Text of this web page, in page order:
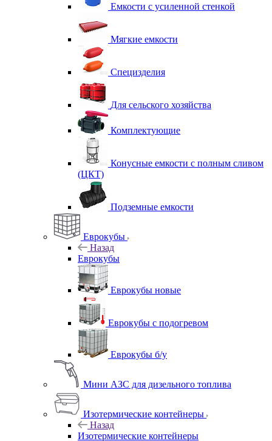
Емкости с усиленной стенкой
Мягкие емкости
Специзделия
Для сельского хозяйства
Комплектующие
Конусные емкости с полным сливом
(ЦКТ)
Подземные емкости
Еврокубы
Назад
Еврокубы
Еврокубы новые
Еврокубы с подогревом
Еврокубы б/у
Мини АЗС для дизельного топлива
Изотермические контейнеры
Назад
Изотермические контейнеры